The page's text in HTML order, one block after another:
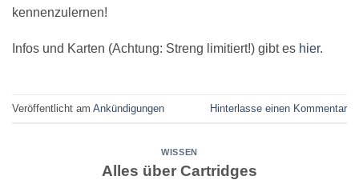
kennenzulernen!
Infos und Karten (Achtung: Streng limitiert!) gibt es hier.
Veröffentlicht am Ankündigungen Hinterlasse einen Kommentar
WISSEN
Alles über Cartridges